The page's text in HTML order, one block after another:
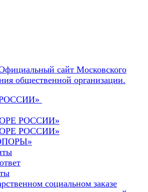
РОССИИ»
РОССИИ»
социальном заказе